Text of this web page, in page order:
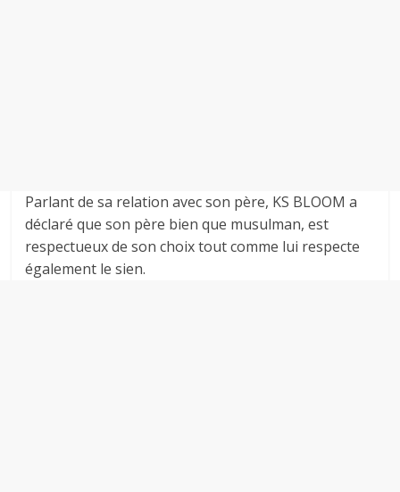
Parlant de sa relation avec son père, KS BLOOM a
déclaré que son père bien que musulman, est
respectueux de son choix tout comme lui respecte
également le sien.